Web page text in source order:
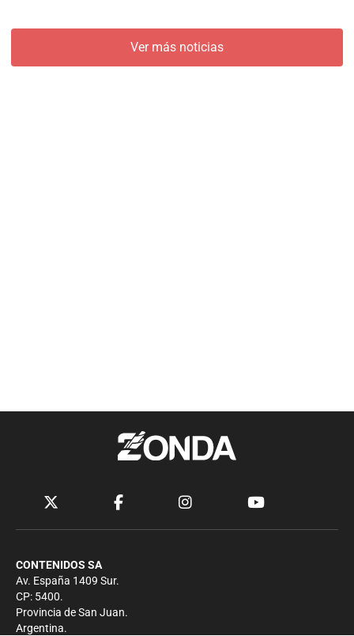
Ver más noticias
CONTENIDOS SA
Av. España 1409 Sur.
CP: 5400.
Provincia de San Juan.
Argentina.